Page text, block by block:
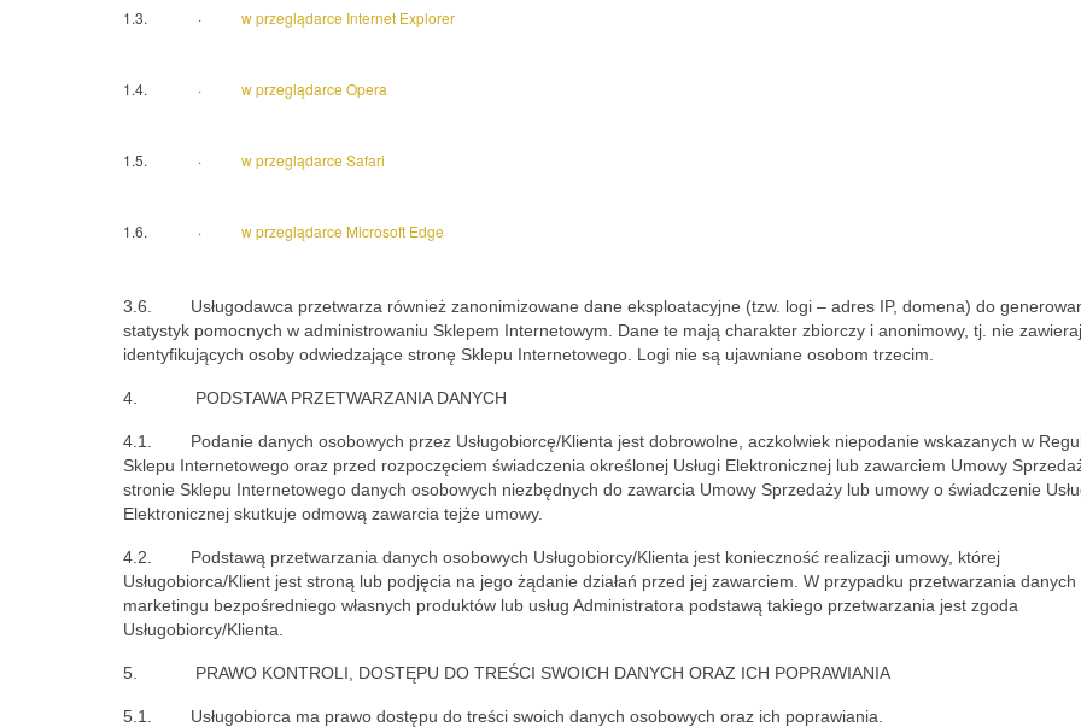
1.3. · w przeglądarce Internet Explorer
1.4. · w przeglądarce Opera
1.5. · w przeglądarce Safari
1.6. · w przeglądarce Microsoft Edge
3.6. Usługodawca przetwarza również zanonimizowane dane eksploatacyjne (tzw. logi – adres IP, domena) do
statystyk pomocnych w administrowaniu Sklepem Internetowym. Dane te mają charakter zbiorczy i anonimowy, tj. nie
identyfikujących osoby odwiedzające stronę Sklepu Internetowego. Logi nie są ujawniane osobom trzecim.
4. PODSTAWA PRZETWARZANIA DANYCH
4.1. Podanie danych osobowych przez Usługobiorcę/Klienta jest dobrowolne, aczkolwiek niepodanie wskazanych w
Sklepu Internetowego oraz przed rozpoczęciem świadczenia określonej Usługi Elektronicznej lub zawarciem Umowy
stronie Sklepu Internetowego danych osobowych niezbędnych do zawarcia Umowy Sprzedaży lub umowy o świadczenie
Elektronicznej skutkuje odmową zawarcia tejże umowy.
4.2. Podstawą przetwarzania danych osobowych Usługobiorcy/Klienta jest konieczność realizacji umowy, której
Usługobiorca/Klient jest stroną lub podjęcia na jego żądanie działań przed jej zawarciem. W przypadku przetwarzania danych
marketingu bezpośredniego własnych produktów lub usług Administratora podstawą takiego przetwarzania jest zgoda
Usługobiorcy/Klienta.
5. PRAWO KONTROLI, DOSTĘPU DO TREŚCI SWOICH DANYCH ORAZ ICH POPRAWIANIA
5.1. Usługobiorca ma prawo dostępu do treści swoich danych osobowych oraz ich poprawiania.